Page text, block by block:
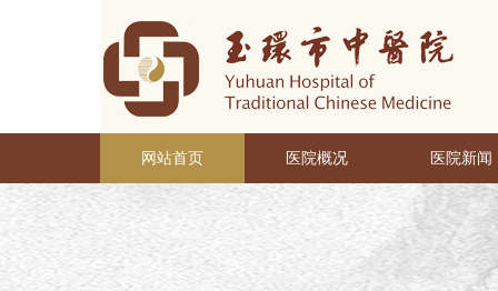
网站首页 医院概况 医院新闻